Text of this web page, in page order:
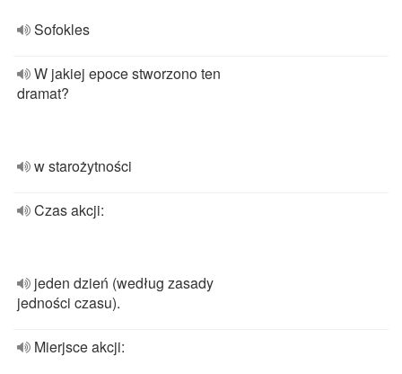
Sofokles
W jakiej epoce stworzono ten
dramat?
w starożytności
Czas akcji:
jeden dzień (według zasady
jedności czasu).
Mierjsce akcji: